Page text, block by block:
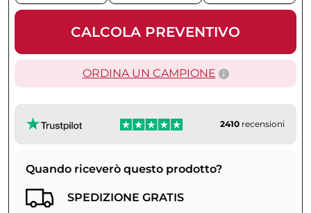
CALCOLA PREVENTIVO
ORDINA UN CAMPIONE
2410 recensioni
Quando riceverò questo prodotto?
SPEDIZIONE GRATIS